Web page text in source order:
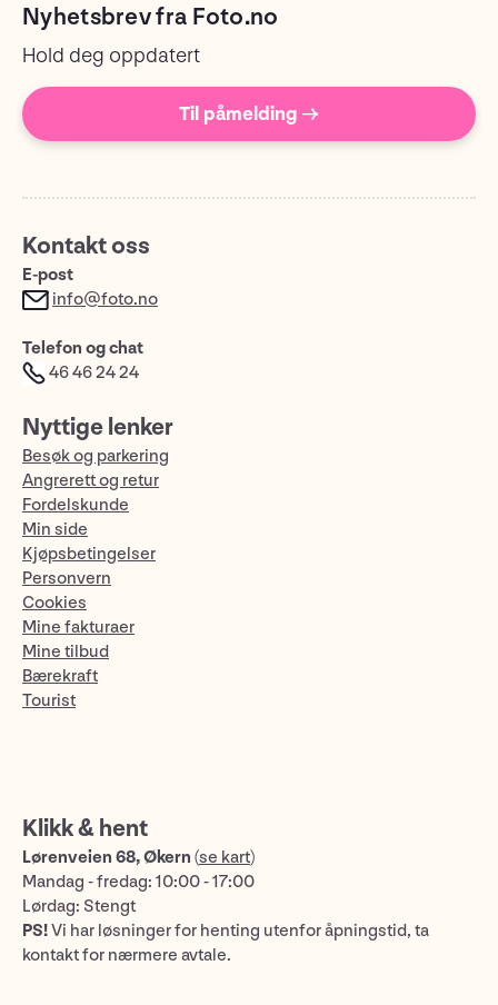
Nyhetsbrev fra Foto.no
Hold deg oppdatert
Til påmelding →
Kontakt oss
E-post
info@foto.no
Telefon og chat
46 46 24 24
Nyttige lenker
Besøk og parkering
Angrerett og retur
Fordelskunde
Min side
Kjøpsbetingelser
Personvern
Cookies
Mine fakturaer
Mine tilbud
Bærekraft
Tourist
Klikk & hent
Lørenveien 68, Økern (se kart)
Mandag - fredag: 10:00 - 17:00
Lørdag: Stengt
PS!Vi har løsninger for henting utenfor åpningstid, ta
kontakt for nærmere avtale.